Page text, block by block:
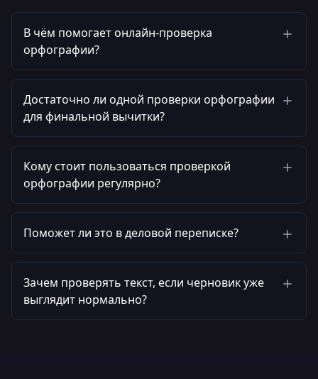
В чём помогает онлайн-проверка
орфографии?
Достаточно ли одной проверки орфографии
для финальной вычитки?
Кому стоит пользоваться проверкой
орфографии регулярно?
Поможет ли это в деловой переписке?
Зачем проверять текст, если черновик уже
выглядит нормально?